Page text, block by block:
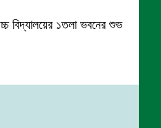
বিদ্যালয়ের ১তলা ভবনের শুভ